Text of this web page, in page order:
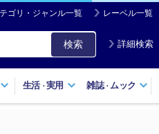
ゴリ・ジャンル一覧 レーベル一覧
検索 詳細検索
生活・実用 雑誌・ ムック